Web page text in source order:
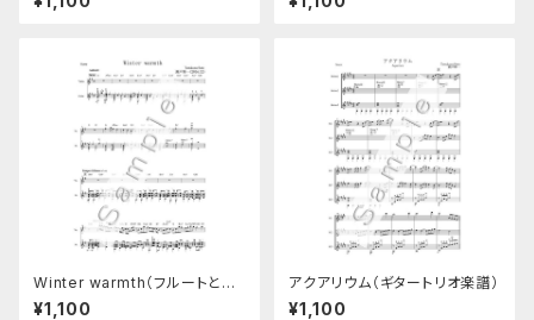
Winter warmth（フルートとギ
ターのデュオ楽譜）
¥1,100
アクアリウム（ギタートリオ楽譜）
¥1,100